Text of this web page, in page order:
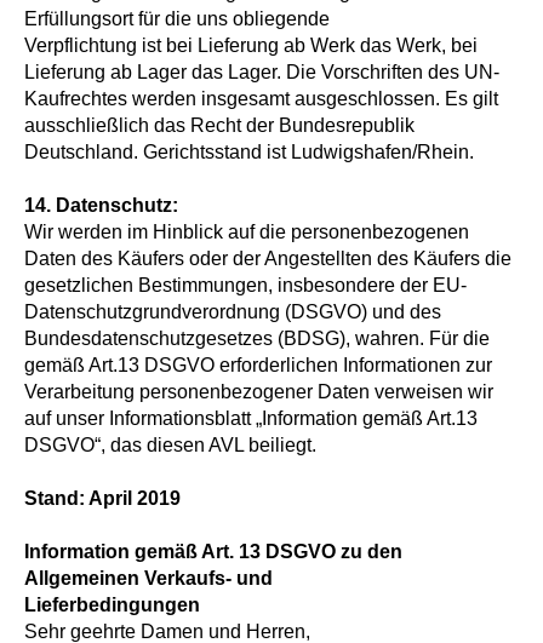
Erfüllungsort für die uns obliegende
Verpflichtung ist bei Lieferung ab Werk das Werk, bei
Lieferung ab Lager das Lager. Die Vorschriften des UN-
Kaufrechtes werden insgesamt ausgeschlossen. Es gilt
ausschließlich das Recht der Bundesrepublik
Deutschland. Gerichtsstand ist Ludwigshafen/Rhein.
14. Datenschutz:
Wir werden im Hinblick auf die personenbezogenen
Daten des Käufers oder der Angestellten des Käufers die
gesetzlichen Bestimmungen, insbesondere der EU-
Datenschutz­grundverordnung (DSGVO) und des
Bundesdatenschutzgesetzes (BDSG), wahren. Für die
gemäß Art.13 DSGVO erforderlichen Informationen zur
Verarbeitung personenbezogener Daten verweisen wir
auf unser Informationsblatt „Information gemäß Art.13
DSGVO“, das diesen AVL beiliegt.
Stand: April 2019
Information gemäß Art. 13 DSGVO zu den
Allgemeinen Verkaufs- und
Lieferbedingungen
Sehr geehrte Damen und Herren,